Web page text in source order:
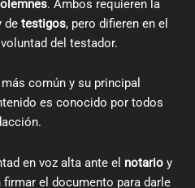
. Ambos requieren la
de testigos, pero difieren en el
del testador.
común y su principal
es conocido por todos
en voz alta ante el notario y
firmar el documento para darle